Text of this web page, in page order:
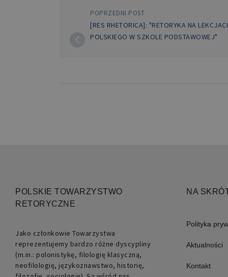
POPRZEDNI POST
[RES RHETORICA]: "RETORYKA NA
POLSKIEGO W SZKOLE PODSTAWOWEJ"
POLSKIE TOWARZYSTWO
RETORYCZNE
Jako członkowie Towarzystwa
reprezentujemy bardzo różne dyscypliny
(m.in.: polonistykę, filologię klasyczną,
neofilologię, językoznawstwo, historię,
NA
Polityka
Aktualności
Kontakt